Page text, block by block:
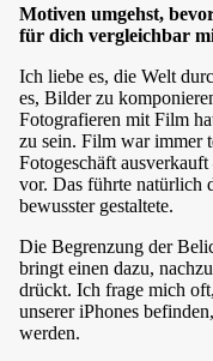
Motiven umgehst,
für dich vergleichbar
Ich liebe es, die Welt
es, Bilder zu
Fotografieren mit Film
zu sein. Film war immer
Fotogeschäft
vor. Das führte natürlich
bewusster gestaltete.
Die Begrenzung der
bringt einen dazu,
drückt. Ich frage mich
unserer iPhones
werden.